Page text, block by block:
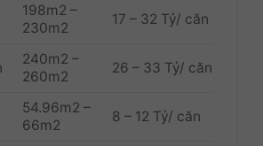
198m2 –
230m2
17 – 32 Tỷ/ căn
240m2 –
260m2
26 – 33 Tỷ/ căn
54.96m2 –
66m2
8 – 12 Tỷ/ căn